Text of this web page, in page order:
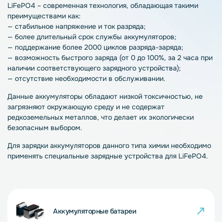
LiFePO4 – современная технология, обладающая такими
преимуществами как:
— стабильное напряжение и ток разряда;
— более длительный срок службы аккумуляторов;
— поддержание более 2000 циклов разряда-заряда;
— возможность быстрого заряда (от 0 до 100%, за 2 часа при
наличии соответствующего зарядного устройства);
— отсутствие необходимости в обслуживании.
Данные аккумуляторы обладают низкой токсичностью, не
загрязняют окружающую среду и не содержат
редкоземельных металлов, что делает их экологически
безопасным выбором.
Для зарядки аккумуляторов данного типа химии необходимо
применять специальные зарядные устройства для LiFePO4.
Аккумуляторные батареи